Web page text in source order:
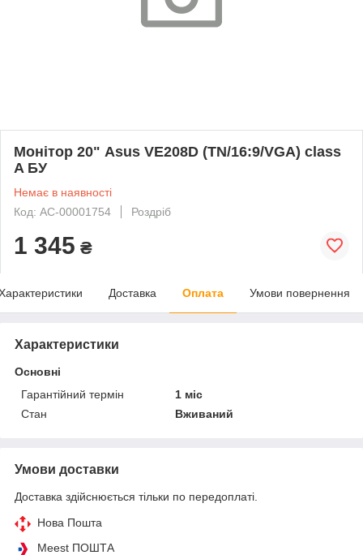
Монітор 20" Asus VE208D (TN/16:9/VGA) class
A БУ
Немає в наявності
Код: AC-00001754
Роздріб
1 345 ₴
Доставка Оплата Умови повернення
Характеристики
Основні
Гарантійний термін
1 міс
Стан
Вживаний
Умови доставки
Доставка здійснюється тільки по передоплаті.
Нова Пошта
Meest ПОШТА